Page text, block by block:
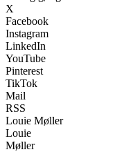
X
Facebook
Instagram
LinkedIn
YouTube
Pinterest
TikTok
Mail
RSS
Louie Møller
Louie
Møller